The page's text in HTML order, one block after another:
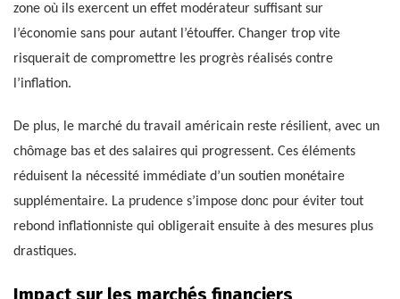
zone où ils exercent un effet modérateur suffisant sur
l’économie sans pour autant l’étouffer. Changer trop vite
risquerait de compromettre les progrès réalisés contre
l’inflation.
De plus, le marché du travail américain reste résilient, avec un
chômage bas et des salaires qui progressent. Ces éléments
réduisent la nécessité immédiate d’un soutien monétaire
supplémentaire. La prudence s’impose donc pour éviter tout
rebond inflationniste qui obligerait ensuite à des mesures plus
drastiques.